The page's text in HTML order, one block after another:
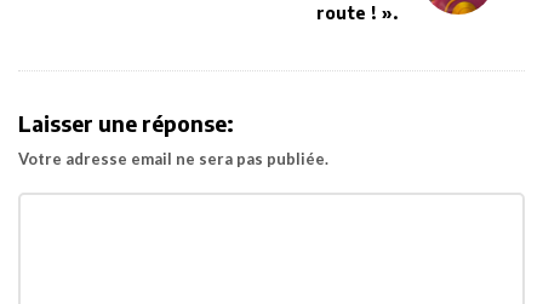
route ! ».
Laisser une réponse:
Votre adresse email ne sera pas publiée.